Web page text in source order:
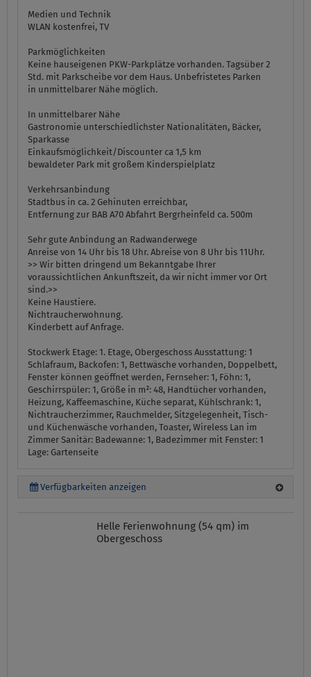
Medien und Technik
WLAN kostenfrei, TV
Parkmöglichkeiten
Keine hauseigenen PKW-Parkplätze vorhanden. Tagsüber 2
Std. mit Parkscheibe vor dem Haus. Unbefristetes Parken
in unmittelbarer Nähe möglich.
In unmittelbarer Nähe
Gastronomie unterschiedlichster Nationalitäten, Bäcker,
Sparkasse
Einkaufsmöglichkeit/Discounter ca 1,5 km
bewaldeter Park mit großem Kinderspielplatz
Verkehrsanbindung
Stadtbus in ca. 2 Gehinuten erreichbar,
Entfernung zur BAB A70 Abfahrt Bergrheinfeld ca. 500m
Sehr gute Anbindung an Radwanderwege
Anreise von 14 Uhr bis 18 Uhr. Abreise von 8 Uhr bis 11Uhr.
>> Wir bitten dringend um Bekanntgabe Ihrer
voraussichtlichen Ankunftszeit, da wir nicht immer vor Ort
sind.>>
Keine Haustiere.
Nichtraucherwohnung.
Kinderbett auf Anfrage.
Stockwerk Etage: 1. Etage, Obergeschoss Ausstattung: 1
Schlafraum, Backofen: 1, Bettwäsche vorhanden, Doppelbett,
Fenster können geöffnet werden, Fernseher: 1, Föhn: 1,
Geschirrspüler: 1, Größe in m²: 48, Handtücher vorhanden,
Heizung, Kaffeemaschine, Küche separat, Kühlschrank: 1,
Nichtraucherzimmer, Rauchmelder, Sitzgelegenheit, Tisch-
und Küchenwäsche vorhanden, Toaster, Wireless Lan im
Zimmer Sanitär: Badewanne: 1, Badezimmer mit Fenster: 1
Lage: Gartenseite
Verfügbarkeiten anzeigen
Helle Ferienwohnung (54 qm) im
Obergeschoss